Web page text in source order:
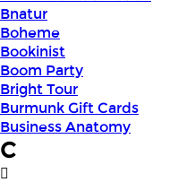
Bnatur
Boheme
Bookinist
Boom Party
Bright Tour
Burmunk Gift Cards
Business Anatomy
C